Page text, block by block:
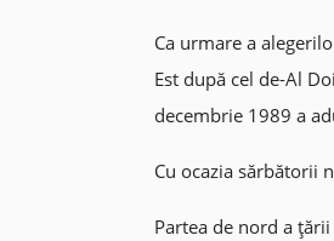
Ca urmare a
Est după cel de-Al
decembrie 1989 a
Cu ocazia sărbătorii
Partea de nord a